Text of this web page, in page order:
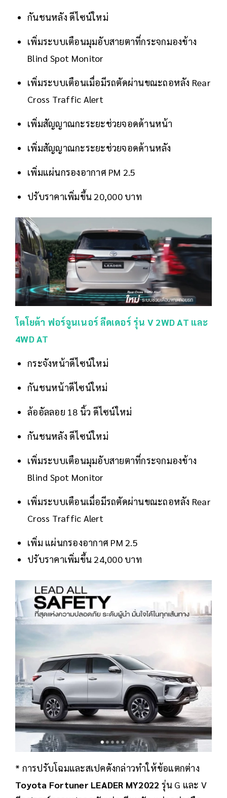
กันชนหลัง ดีไซน์ใหม่
เพิ่มระบบเตือนมุมอับสายตาที่กระจกมองข้าง
Blind Spot Monitor
เพิ่มระบบเตือนเมื่อมีรถตัดผ่านขณะถอหลัง Rear
Cross Traffic Alert
เพิ่มสัญญาณกะระยะช่วยจอดด้านหน้า
เพิ่มสัญญาณกะระยะช่วยจอดด้านหลัง
เพิ่มแผ่นกรองอากาศ PM 2.5
ปรับราคาเพิ่มขึ้น 20,000 บาท
โตโยต้า ฟอร์จูนเนอร์ ลีดเดอร์ รุ่น V 2WD AT และ
4WD AT
กระจังหน้าดีไซน์ใหม่
กันชนหน้าดีไซน์ใหม่
ล้ออัลลอย 18 นิ้ว ดีไซน์ใหม่
กันชนหลัง ดีไซน์ใหม่
เพิ่มระบบเตือนมุมอับสายตาที่กระจกมองข้าง
Blind Spot Monitor
เพิ่มระบบเตือนเมื่อมีรถตัดผ่านขณะถอหลัง Rear
Cross Traffic Alert
เพิ่ม แผ่นกรองอากาศ PM 2.5
ปรับราคาเพิ่มขึ้น 24,000 บาท
* การปรับโฉมและสเปคดังกล่าวทำให้ข้อแตกต่าง
Toyota Fortuner LEADER MY2022 รุ่น G และ V